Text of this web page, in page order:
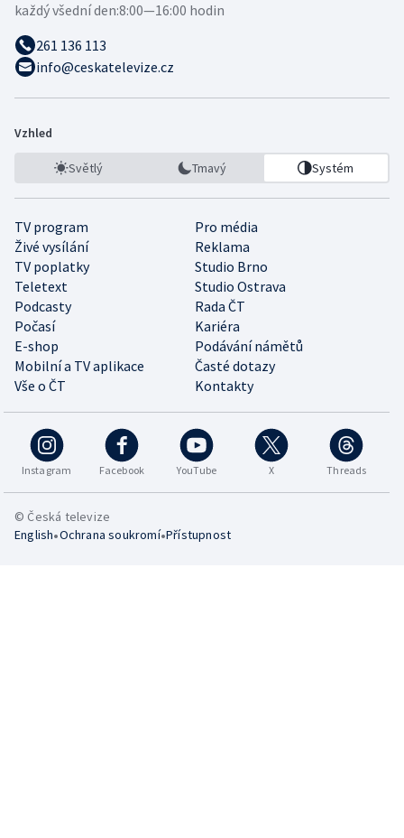
každý všední den:8:00—16:00 hodin
261 136 113
info@ceskatelevize.cz
Vzhled
Světlý Tmavý Systém
TV program
Pro média
Živé vysílání
Reklama
TV poplatky
Studio Brno
Teletext
Studio Ostrava
Podcasty
Rada ČT
Počasí
Kariéra
E-shop
Podávání námětů
Mobilní a TV aplikace
Časté dotazy
Vše o ČT
Kontakty
Instagram Facebook YouTube X Threads
© Česká televize
English•Ochrana soukromí•Přístupnost